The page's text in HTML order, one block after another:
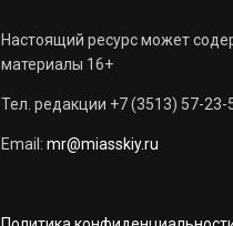
Настоящий ресурс может
материалы 16+
Тел. редакции +7 (3513) 57-23-
Email: mr@miasskiy.ru